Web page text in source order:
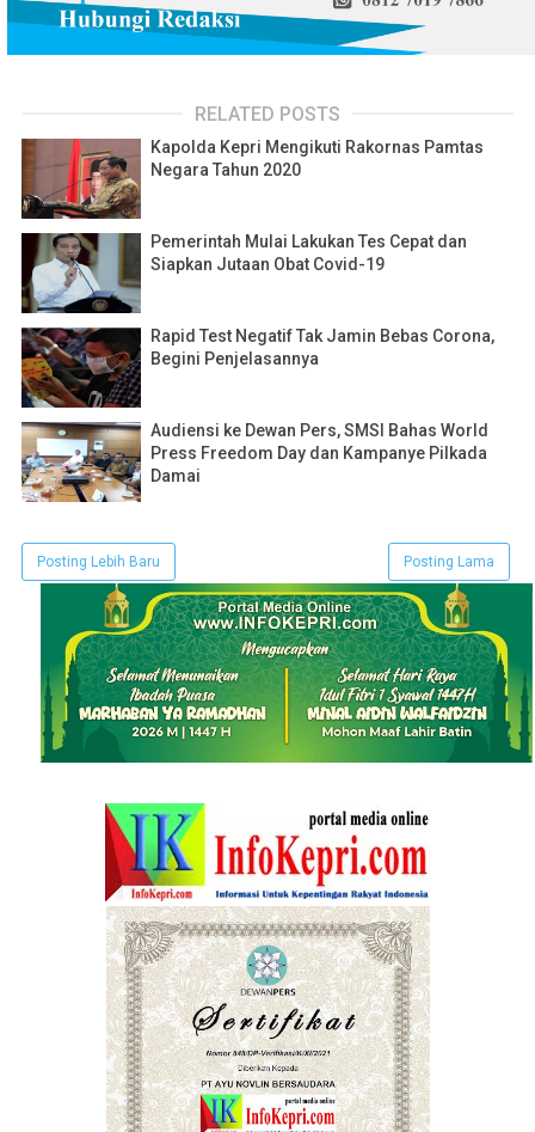
RELATED POSTS
Kapolda Kepri Mengikuti Rakornas Pamtas
Negara Tahun 2020
Pemerintah Mulai Lakukan Tes Cepat dan
Siapkan Jutaan Obat Covid-19
Rapid Test Negatif Tak Jamin Bebas Corona,
Begini Penjelasannya
Audiensi ke Dewan Pers, SMSI Bahas World
Press Freedom Day dan Kampanye Pilkada
Damai
Posting Lebih Baru Posting Lama